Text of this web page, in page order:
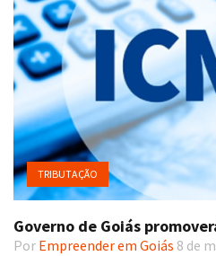
TRIBUTAÇÃO
Governo de Goiás
Por Empreender em Goiás 8 de